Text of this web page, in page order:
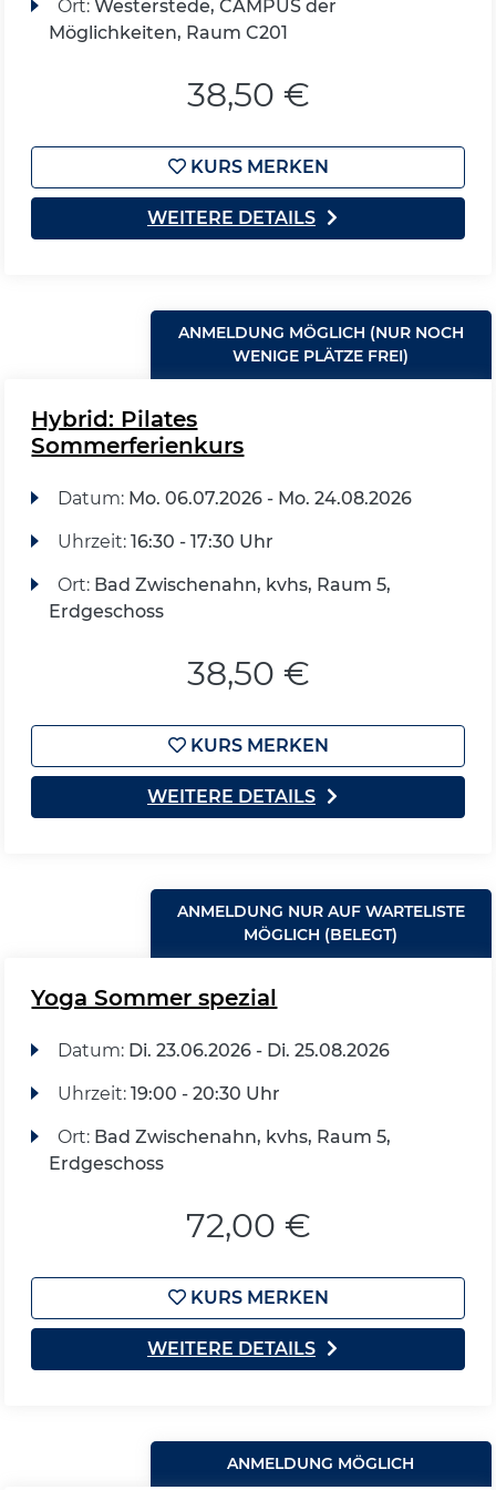
Ort: Westerstede, CAMPUS der
Möglichkeiten, Raum C201
38,50 €
KURS MERKEN
WEITERE DETAILS
ANMELDUNG MÖGLICH (NUR NOCH
WENIGE PLÄTZE FREI)
Hybrid: Pilates
Sommerferienkurs
Datum: Mo. 06.07.2026 - Mo. 24.08.2026
Uhrzeit: 16:30 - 17:30 Uhr
Ort: Bad Zwischenahn, kvhs, Raum 5,
Erdgeschoss
38,50 €
KURS MERKEN
WEITERE DETAILS
ANMELDUNG NUR AUF WARTELISTE
MÖGLICH (BELEGT)
Yoga Sommer spezial
Datum: Di. 23.06.2026 - Di. 25.08.2026
Uhrzeit: 19:00 - 20:30 Uhr
Ort: Bad Zwischenahn, kvhs, Raum 5,
Erdgeschoss
72,00 €
KURS MERKEN
WEITERE DETAILS
ANMELDUNG MÖGLICH